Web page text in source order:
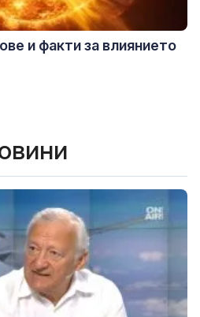
и факти за влиянието